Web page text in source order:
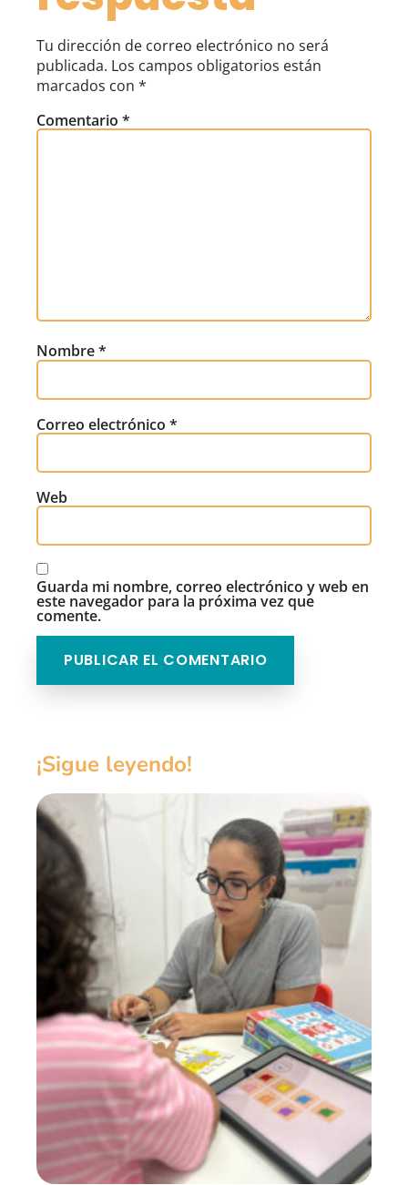
Tu dirección de correo electrónico no será
publicada. Los campos obligatorios están
marcados con *
Comentario *
Nombre*
Correo electrónico *
Web
Guarda mi nombre, correo electrónico y web en
este navegador para la próxima vez que
comente.
¡Sigue leyendo!